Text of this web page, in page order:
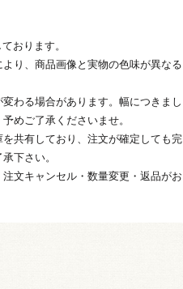
おります。
り、商品画像と実物の色味が異なる
わる場合があります。幅につきまし
めご了承くださいませ。
共有しており、注文が確定しても完
下さい。
文キャンセル・数量変更・返品がお